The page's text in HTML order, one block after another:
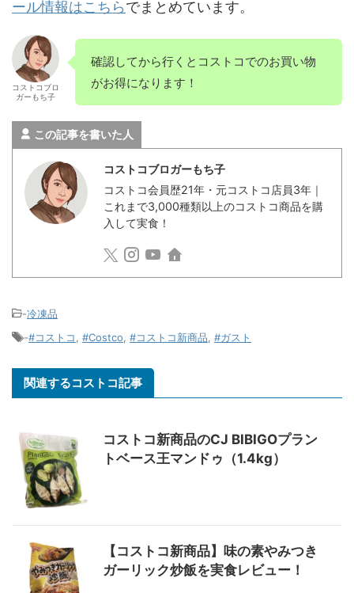
ール情報はこちらでまとめています。
コストコブロ
ガーもち子
確認してから行くとコストコでのお買い物
がお得になります！
この記事を書いた人
コストコブロガーもち子
コストコ会員歴21年・元コストコ店員3年｜
これまで3,000種類以上のコストコ商品を購
入して実食！
-冷凍品
-#コストコ, #Costco, #コストコ新商品, #ガスト
関連するコストコ記事
コストコ新商品のCJ BIBIGOプラン
トベース王マンドゥ（1.4kg）
【コストコ新商品】味の素やみつき
ガーリック炒飯を実食レビュー！